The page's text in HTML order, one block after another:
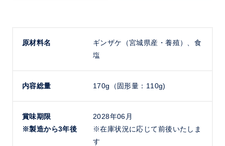
原材料名
ギンザケ（宮城県産・養殖）、食
塩
内容総量 170g（固形量：110g)
賞味期限
※製造から3年後
2028年06月
※在庫状況に応じて前後いたしま
す